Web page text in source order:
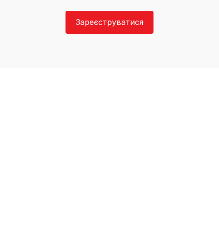
Зареєструватися